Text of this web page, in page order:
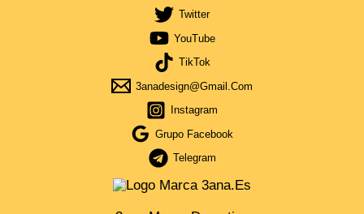
Twitter
YouTube
TikTok
3anadesign@gmail.com
Instagram
Grupo Facebook
Telegram